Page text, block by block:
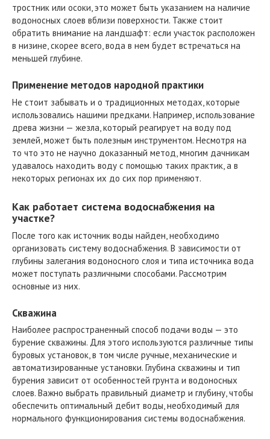
тростник или осоки, это может быть указанием на наличие
водоносных слоев вблизи поверхности. Также стоит
обратить внимание на ландшафт: если участок расположен
в низине, скорее всего, вода в нем будет встречаться на
меньшей глубине.
Применение методов народной практики
Не стоит забывать и о традиционных методах, которые
использовались нашими предками. Например, использование
древа жизни — жезла, который реагирует на воду под
землей, может быть полезным инструментом. Несмотря на
то что это не научно доказанный метод, многим дачникам
удавалось находить воду с помощью таких практик, а в
некоторых регионах их до сих пор применяют.
Как работает система водоснабжения на
участке?
После того как источник воды найден, необходимо
организовать систему водоснабжения. В зависимости от
глубины залегания водоносного слоя и типа источника вода
может поступать различными способами. Рассмотрим
основные из них.
Скважина
Наиболее распространенный способ подачи воды — это
бурение скважины. Для этого используются различные типы
буровых установок, в том числе ручные, механические и
автоматизированные установки. Глубина скважины и тип
бурения зависит от особенностей грунта и водоносных
слоев. Важно выбрать правильный диаметр и глубину, чтобы
обеспечить оптимальный дебит воды, необходимый для
нормального функционирования системы водоснабжения.